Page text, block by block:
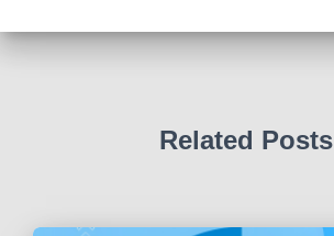
Related Posts